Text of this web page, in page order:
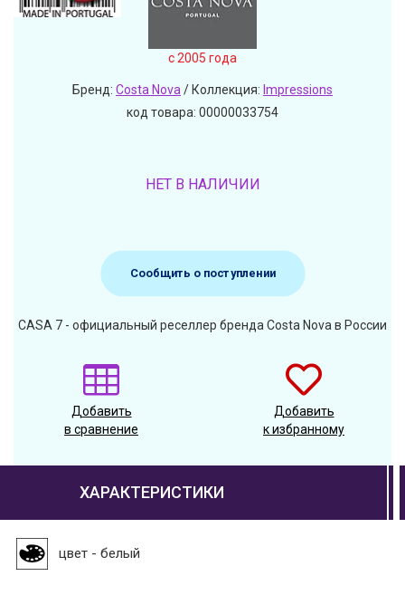
c 2005 года
Бренд: Costa Nova/ Коллекция: Impressions
код товара: 00000033754
НЕТ В НАЛИЧИИ
Сообщить о поступлении
CASA 7 - официальный реселлер бренда Costa Nova в России
Добавить
в сравнение
Добавить
к избранному
ХАРАКТЕРИСТИКИ
цвет - белый